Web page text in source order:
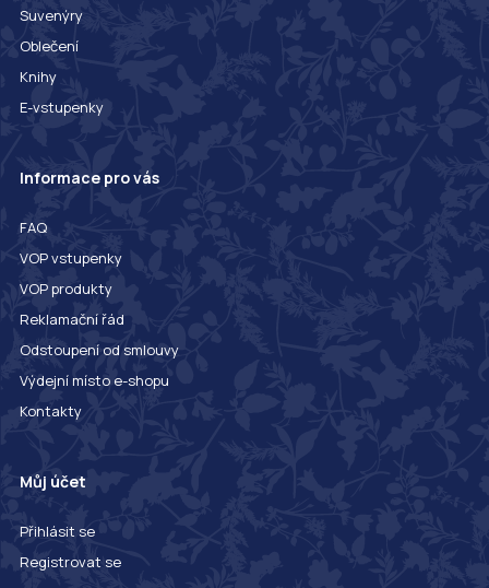
Suvenýry
Oblečení
Knihy
E-vstupenky
Informace pro vás
FAQ
VOP vstupenky
VOP produkty
Reklamační řád
Odstoupení od smlouvy
Výdejní místo e-shopu
Kontakty
Můj účet
Přihlásit se
Registrovat se